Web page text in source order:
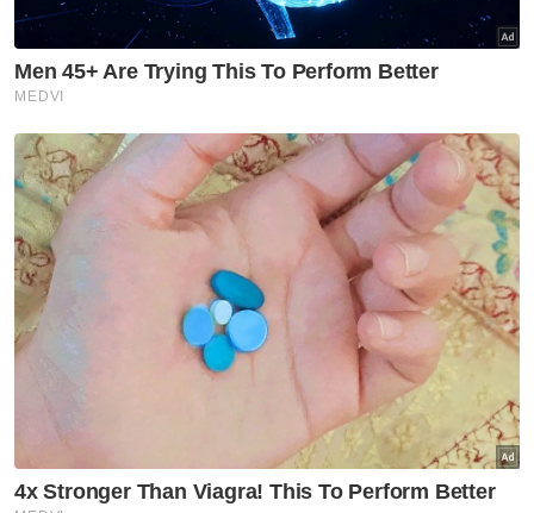
kopiah selepas tular di media sosial
Muat turun aplikasi Sinar Harian. Klik di sini!
Pokok Mangga
Mas Kahwin
Global